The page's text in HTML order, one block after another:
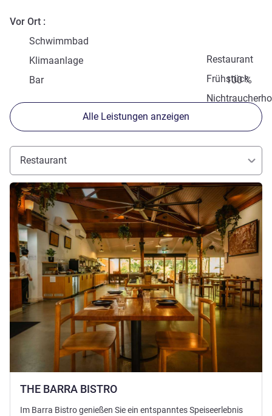
Vor Ort
Schwimmbad
Restaurant
Klimaanlage
Frühstück
Bar
100 %
Alle Leistungen anzeigen
Restaurant
THE BARRA BISTRO
Details ansehen
Im Barra Bistro genießen Sie ein entspanntes Speiseerlebnis